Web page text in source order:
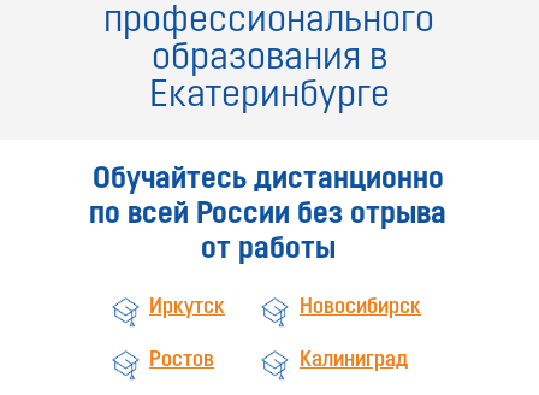
профессионального
образования в
Екатеринбурге
Ростов Калиниград
Обучайтесь дистанционно
по всей России без отрыва
от работы
Новосибирск
Иркутск